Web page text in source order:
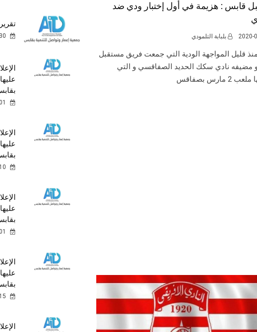
قابس : هزيمة في أول إختبار ودي ضد
2020- بلبابة التلمودي
قليل المواجهة الودية التي جمعت فريق مستقبل
مضيفه نادي سكك الحديد الصفاقسي و التي
مارس بصفاقس
بقابس
بقابس
بقابس
بقابس